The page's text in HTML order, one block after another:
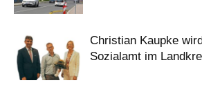
Christian Kaupke
Sozialamt im